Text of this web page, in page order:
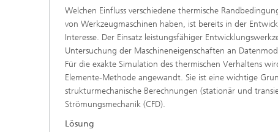
Welchen Einfluss verschiedene thermische
von Werkzeugmaschinen haben, ist bereits in der
Interesse. Der Einsatz leistungsfähiger
Untersuchung der Maschineneigenschaften an
Für die exakte Simulation des thermischen Verhaltens
Elemente-Methode angewandt. Sie ist eine wichtige
strukturmechanische Berechnungen (stationär und
Strömungsmechanik (CFD).
Lösung